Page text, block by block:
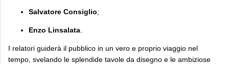
Salvatore Consiglio;
Enzo Linsalata
I relatori guiderà il pubblico in un vero e proprio viaggio nel
tempo, svelando le splendide tavole da disegno e le ambiziose